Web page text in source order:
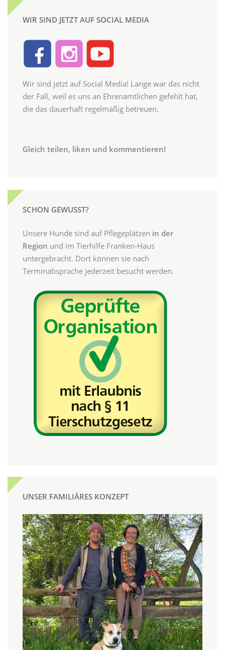
WIR SIND JETZT AUF SOCIAL MEDIA
Wir sind jetzt auf Social Media! Lange war das nicht
der Fall, weil es uns an Ehrenamtlichen gefehlt hat,
die das dauerhaft regelmäßig betreuen.
Gleich teilen, liken und kommentieren!
SCHON GEWUSST?
Unsere Hunde sind auf Pflegeplätzen in der
Region und im Tierhilfe Franken-Haus
untergebracht. Dort können sie nach
Terminabsprache jederzeit besucht werden.
UNSER FAMILIÄRES KONZEPT